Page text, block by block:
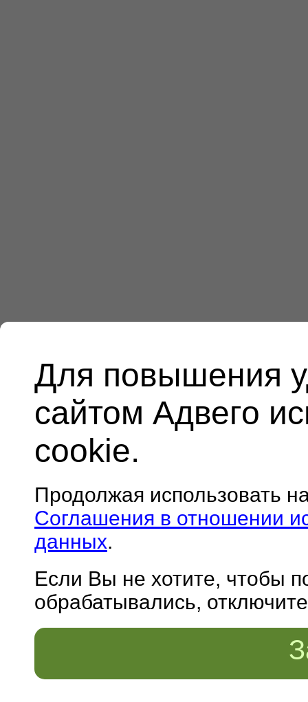
Для повышения
сайтом Адвего
cookie.
Продолжая использовать
Соглашения в отношении
данных.
Если Вы не хотите, чтобы
обрабатывались,